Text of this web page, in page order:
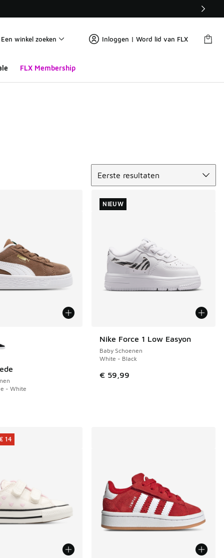
Een winkel zoeken Inloggen | Word lid van FLX
FLX Membership
Eerste resultaten
- White
Nike Force 1 Low Easyon
Baby Schoenen
White - Black
€ 59,99
NIEUW
NIEUW
14